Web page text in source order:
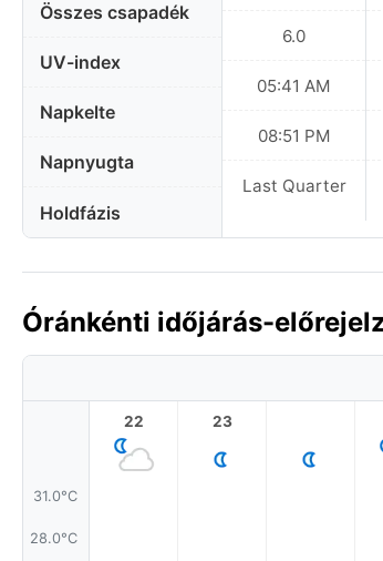
Összes csapadék
UV-index
Napkelte
Napnyugta
Holdfázis
6.0
05:41 AM
08:51 PM
Last Quarter
Óránkénti időjárás-
31.0°C
28.0°C
22 23